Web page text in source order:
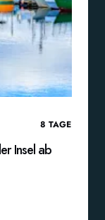
8 TAGE
Insel ab